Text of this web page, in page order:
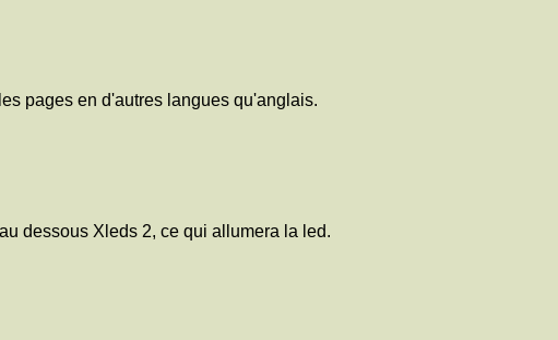
pages en d'autres langues qu'anglais.
dessous Xleds 2, ce qui allumera la led.